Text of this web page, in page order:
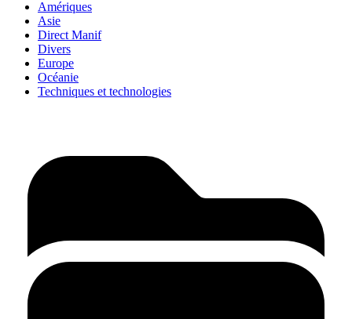
Amériques
Asie
Direct Manif
Divers
Europe
Océanie
Techniques et technologies